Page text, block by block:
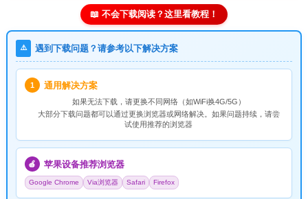
📖 不会下载阅读？这里看教程！
⚠️ 遇到下载问题？请参考以下解决方案
1 通用解决方案
如果无法下载，请更换不同网络（如WiFi换4G/5G）
大部分下载问题都可以通过更换浏览器或网络解决。如果问题持续，请尝
试使用推荐的浏览器
🍎 苹果设备推荐浏览器
Google Chrome Via浏览器 Safari Firefox